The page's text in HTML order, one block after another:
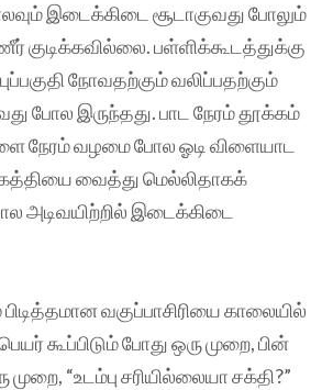
இடைக்கிடை சூடாகுவது போலும்
பள்ளிக்கூடத்துக்கு
நோவதற்கும் வலிப்பதற்கும்
போல இருந்தது. பாட நேரம் தூக்கம்
நேரம் வழமை போல ஓடி விளையாட
கத்தியை வைத்து மெல்லிதாகக்
அடிவயிற்றில் இடைக்கிடை
வகுப்பாசிரியை காலையில்
கூப்பிடும் போது ஒரு முறை, பின்
முறை, “உடம்பு சரியில்லையா சக்தி?”